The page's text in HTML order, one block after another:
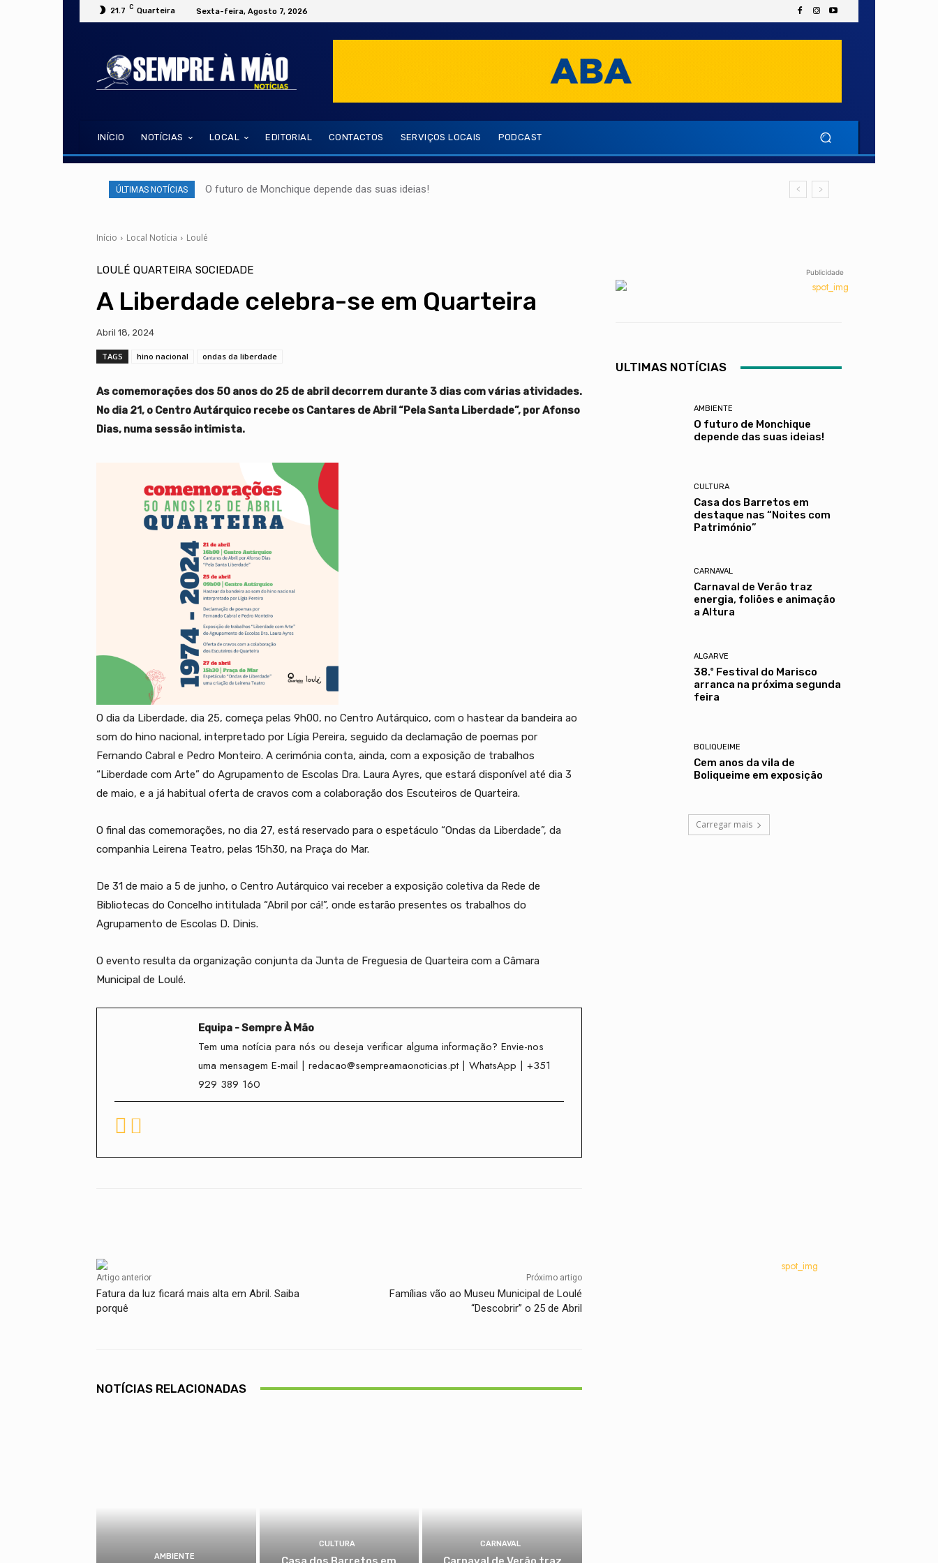
21.7 C Quarteira Sexta-feira, Agosto 7, 2026
INÍCIO NOTÍCIAS LOCAL EDITORIAL CONTACTOS SERVIÇOS LOCAIS PODCAST
ÚLTIMAS NOTÍCIAS O futuro de Monchique depende das suas ideias!
Início Local Notícia Loulé
LOULÉ QUARTEIRA SOCIEDADE
A Liberdade celebra-se em Quarteira
Abril 18, 2024
TAGS hino nacional ondas da liberdade
As comemorações dos 50 anos do 25 de abril decorrem durante 3 dias com várias atividades.
No dia 21, o Centro Autárquico recebe os Cantares de Abril “Pela Santa Liberdade”, por Afonso
Dias, numa sessão intimista.
O dia da Liberdade, dia 25, começa pelas 9h00, no Centro Autárquico, com o hastear da bandeira ao
som do hino nacional, interpretado por Lígia Pereira, seguido da declamação de poemas por
Fernando Cabral e Pedro Monteiro. A cerimónia conta, ainda, com a exposição de trabalhos
“Liberdade com Arte” do Agrupamento de Escolas Dra. Laura Ayres, que estará disponível até dia 3
de maio, e a já habitual oferta de cravos com a colaboração dos Escuteiros de Quarteira.
O final das comemorações, no dia 27, está reservado para o espetáculo “Ondas da Liberdade”, da
companhia Leirena Teatro, pelas 15h30, na Praça do Mar.
De 31 de maio a 5 de junho, o Centro Autárquico vai receber a exposição coletiva da Rede de
Bibliotecas do Concelho intitulada “Abril por cá!”, onde estarão presentes os trabalhos do
Agrupamento de Escolas D. Dinis.
O evento resulta da organização conjunta da Junta de Freguesia de Quarteira com a Câmara
Municipal de Loulé.
Equipa - Sempre À Mão
Tem uma notícia para nós ou deseja verificar alguma informação? Envie-nos
uma mensagem E-mail | redacao@sempreamaonoticias.pt | WhatsApp | +351
929 389 160
Artigo anterior
Fatura da luz ficará mais alta em Abril. Saiba
porquê
Próximo artigo
Famílias vão ao Museu Municipal de Loulé
“Descobrir” o 25 de Abril
NOTÍCIAS RELACIONADAS
AMBIENTE
CULTURA CARNAVAL
Publicidade
ULTIMAS NOTÍCIAS
AMBIENTE
O futuro de Monchique
depende das suas ideias!
CULTURA
Casa dos Barretos em
destaque nas “Noites com
Património”
CARNAVAL
Carnaval de Verão traz
energia, foliões e animação
a Altura
ALGARVE
38.º Festival do Marisco
arranca na próxima segunda
feira
BOLIQUEIME
Cem anos da vila de
Boliqueime em exposição
Carregar mais